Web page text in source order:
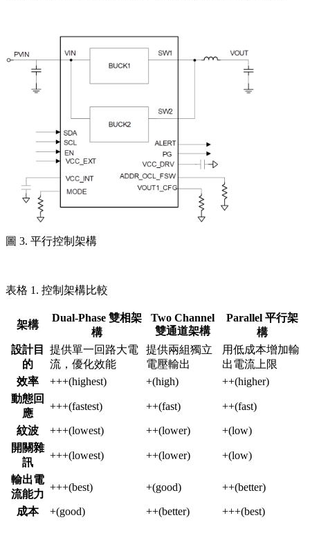
圖 3. 平行控制架構
表格 1. 控制架構比較
架構
Dual-Phase 雙相架
構
Two Channel
雙通道架構
Parallel 平行架
構
設計目
的
提供單一回路大電
流，優化效能
提供兩組獨立
電壓輸出
用低成本增加輸
出電流上限
效率
+++(highest) +(high)
++(higher)
動態回
應
+++(fastest) ++(fast) ++(fast)
紋波 +++(lowest) ++(lower)
+(low)
開關雜
訊
+++(lowest) ++(lower) +(low)
輸出電
流能力
+++(best) +(good) ++(better)
成本 +(good) ++(better) +++(best)